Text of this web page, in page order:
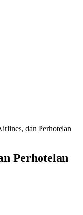
dan Perhotelan
Perhotelan